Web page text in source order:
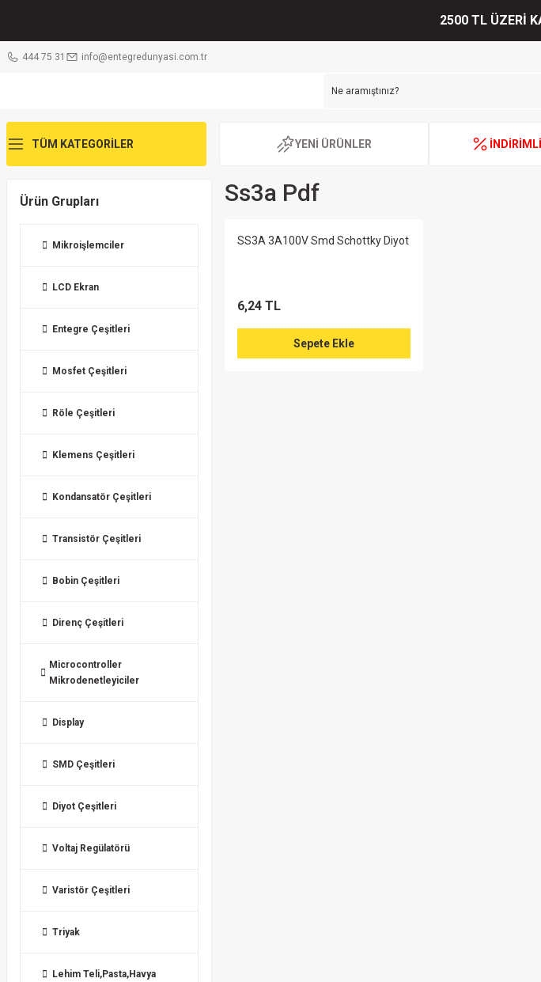
2500 TL ÜZERİ
444 75 31 info@entegredunyasi.com.tr
TÜM KATEGORİLER YENİ ÜRÜNLER
Ürün Grupları
Mikroişlemciler
LCD Ekran
Entegre Çeşitleri
Mosfet Çeşitleri
Röle Çeşitleri
Klemens Çeşitleri
Kondansatör Çeşitleri
Transistör Çeşitleri
Bobin Çeşitleri
Direnç Çeşitleri
Microcontroller
Mikrodenetleyiciler
Display
SMD Çeşitleri
Diyot Çeşitleri
Voltaj Regülatörü
Varistör Çeşitleri
Triyak
Lehim Teli,Pasta,Havya
Ss3a Pdf
SS3A 3A100V Smd Schottky Diyot
6,24 TL
Sepete Ekle